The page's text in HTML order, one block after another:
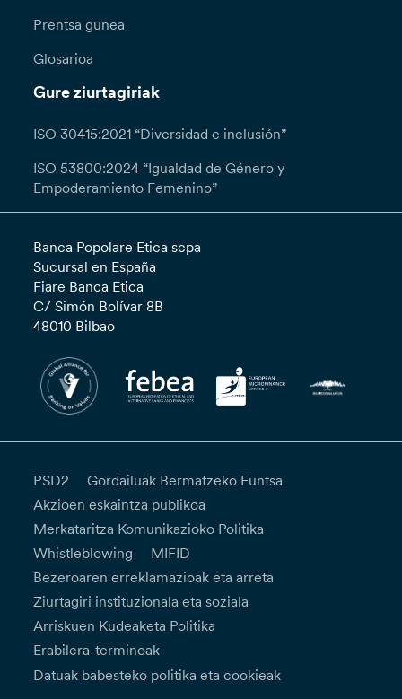
Prentsa gunea
Glosarioa
Gure ziurtagiriak
ISO 30415:2021 “Diversidad e inclusión”
ISO 53800:2024 “Igualdad de Género y
Empoderamiento Femenino”
Banca Popolare Etica scpa
Sucursal en España
Fiare Banca Etica
C/ Simón Bolívar 8B
48010 Bilbao
PSD2
Gordailuak Bermatzeko Funtsa
Akzioen eskaintza publikoa
Merkataritza Komunikazioko Politika
Whistleblowing
MIFID
Bezeroaren erreklamazioak eta arreta
Ziurtagiri instituzionala eta soziala
Arriskuen Kudeaketa Politika
Erabilera-terminoak
Datuak babesteko politika eta cookieak